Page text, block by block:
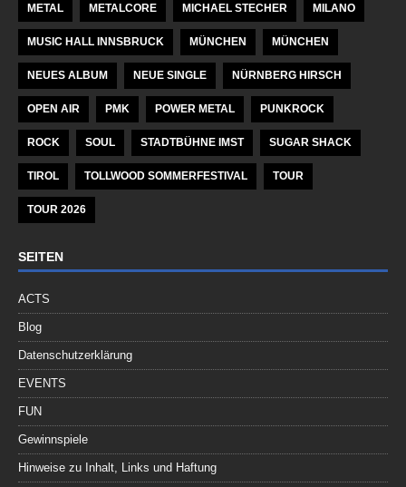
METAL METALCORE MICHAEL STECHER MILANO
MUSIC HALL INNSBRUCK MÜNCHEN MÜNCHEN
NEUES ALBUM NEUE SINGLE NÜRNBERG HIRSCH
OPEN AIR PMK POWER METAL PUNKROCK
ROCK SOUL STADTBÜHNE IMST SUGAR SHACK
TIROL TOLLWOOD SOMMERFESTIVAL TOUR
TOUR 2026
SEITEN
ACTS
Blog
Datenschutzerklärung
EVENTS
FUN
Gewinnspiele
Hinweise zu Inhalt, Links und Haftung